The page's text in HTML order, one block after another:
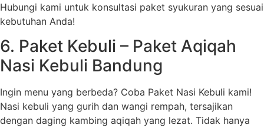
Hubungi kami untuk konsultasi paket syukuran yang sesuai
kebutuhan Anda!
6. Paket Kebuli – Paket Aqiqah
Nasi Kebuli Bandung
Ingin menu yang berbeda? Coba Paket Nasi Kebuli kami!
Nasi kebuli yang gurih dan wangi rempah, tersajikan
dengan daging kambing aqiqah yang lezat. Tidak hanya